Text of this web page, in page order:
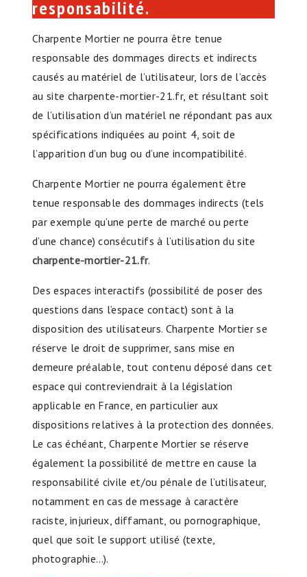
responsabilité.
Charpente Mortier ne pourra être tenue
responsable des dommages directs et indirects
causés au matériel de l’utilisateur, lors de l’accès
au site charpente-mortier-21.fr, et résultant soit
de l’utilisation d’un matériel ne répondant pas aux
spécifications indiquées au point 4, soit de
l’apparition d’un bug ou d’une incompatibilité.
Charpente Mortier ne pourra également être
tenue responsable des dommages indirects (tels
par exemple qu’une perte de marché ou perte
d’une chance) consécutifs à l’utilisation du site
charpente-mortier-21.fr.
Des espaces interactifs (possibilité de poser des
questions dans l’espace contact) sont à la
disposition des utilisateurs. Charpente Mortier se
réserve le droit de supprimer, sans mise en
demeure préalable, tout contenu déposé dans cet
espace qui contreviendrait à la législation
applicable en France, en particulier aux
dispositions relatives à la protection des données.
Le cas échéant, Charpente Mortier se réserve
également la possibilité de mettre en cause la
responsabilité civile et/ou pénale de l’utilisateur,
notamment en cas de message à caractère
raciste, injurieux, diffamant, ou pornographique,
quel que soit le support utilisé (texte,
photographie…).